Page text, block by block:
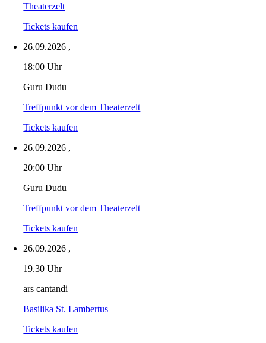
Theaterzelt
Tickets kaufen
26.09.2026 ,
18:00 Uhr
Guru Dudu
Treffpunkt vor dem Theaterzelt
Tickets kaufen
26.09.2026 ,
20:00 Uhr
Guru Dudu
Treffpunkt vor dem Theaterzelt
Tickets kaufen
26.09.2026 ,
19.30 Uhr
ars cantandi
Basilika St. Lambertus
Tickets kaufen